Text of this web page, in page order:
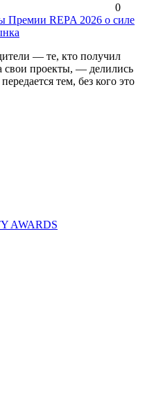
0
Премии REPA 2026 о силе
— те, кто получил
свои проекты, — делились
тем, без кого это
AWARDS